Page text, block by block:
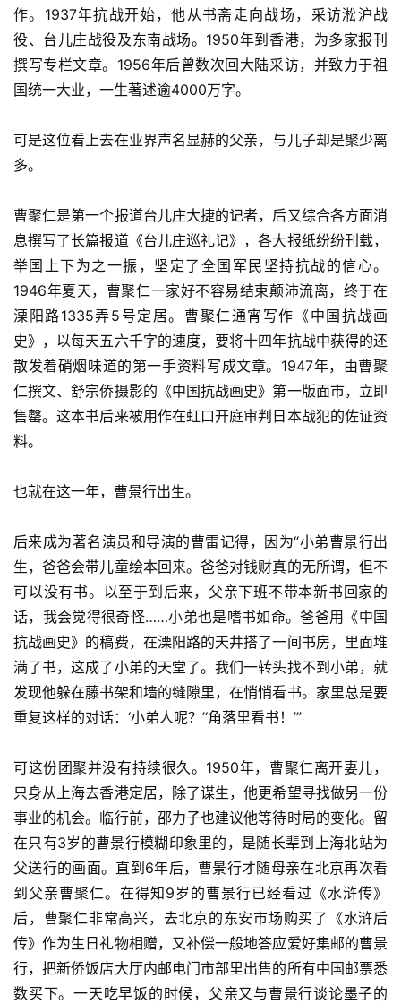
首
页
文
化
生
活
感
旅
游
育
儿
娱
乐
登录 注册
作。1937年抗战开始，他从书斋走向战场，采访淞沪战
役、台儿庄战役及东南战场。1950年到香港，为多家报刊
撰写专栏文章。1956年后曾数次回大陆采访，并致力于祖
国统一大业，一生著述逾4000万字。
可是这位看上去在业界声名显赫的父亲，与儿子却是聚少离
多。
曹聚仁是第一个报道台儿庄大捷的记者，后又综合各方面消
息撰写了长篇报道《台儿庄巡礼记》，各大报纸纷纷刊载，
举国上下为之一振，坚定了全国军民坚持抗战的信心。
1946年夏天，曹聚仁一家好不容易结束颠沛流离，终于在
溧阳路1335弄5号定居。曹聚仁通宵写作《中国抗战画
史》，以每天五六千字的速度，要将十四年抗战中获得的还
散发着硝烟味道的第一手资料写成文章。1947年，由曹聚
仁撰文、舒宗侨摄影的《中国抗战画史》第一版面市，立即
售罄。这本书后来被用作在虹口开庭审判日本战犯的佐证资
料。
也就在这一年，曹景行出生。
后来成为著名演员和导演的曹雷记得，因为“小弟曹景行出
生，爸爸会带儿童绘本回来。爸爸对钱财真的无所谓，但不
可以没有书。以至于到后来，父亲下班不带本新书回家的
话，我会觉得很奇怪……小弟也是嗜书如命。爸爸用《中国
抗战画史》的稿费，在溧阳路的天井搭了一间书房，里面堆
满了书，这成了小弟的天堂了。我们一转头找不到小弟，就
发现他躲在藤书架和墙的缝隙里，在悄悄看书。家里总是要
重复这样的对话：‘小弟人呢？’‘角落里看书！’”
可这份团聚并没有持续很久。1950年，曹聚仁离开妻儿，
只身从上海去香港定居，除了谋生，他更希望寻找做另一份
事业的机会。临行前，邵力子也建议他等待时局的变化。留
在只有3岁的曹景行模糊印象里的，是随长辈到上海北站为
父送行的画面。直到6年后，曹景行才随母亲在北京再次看
到父亲曹聚仁。在得知9岁的曹景行已经看过《水浒传》
后，曹聚仁非常高兴，去北京的东安市场购买了《水浒后
传》作为生日礼物相赠，又补偿一般地答应爱好集邮的曹景
行，把新侨饭店大厅内邮电门市部里出售的所有中国邮票悉
数买下。一天吃早饭的时候，父亲又与曹景行谈论墨子的